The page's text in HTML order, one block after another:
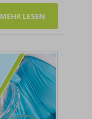
MEHR LESEN